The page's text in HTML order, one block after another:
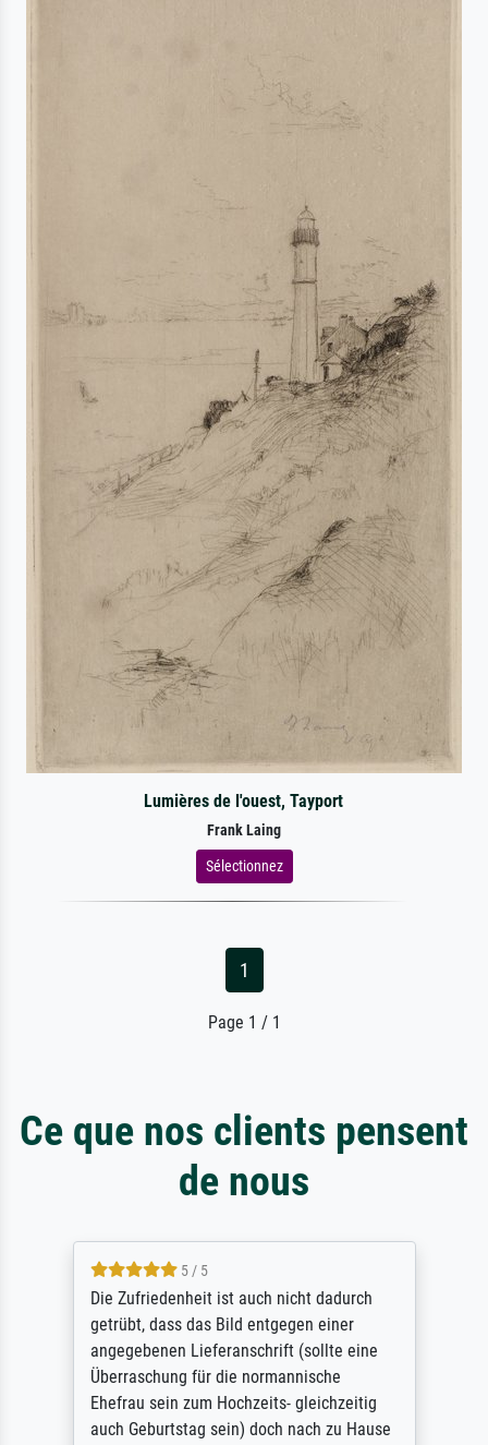
Lumières de l'ouest, Tayport
Frank Laing
Sélectionnez
1
Page 1 / 1
Ce que nos clients pensent
de nous
5 / 5
Die Zufriedenheit ist auch nicht dadurch
getrübt, dass das Bild entgegen einer
angegebenen Lieferanschrift (sollte eine
Überraschung für die normannische
Ehefrau sein zum Hochzeits- gleichzeitig
auch Geburtstag sein) doch nach zu Hause